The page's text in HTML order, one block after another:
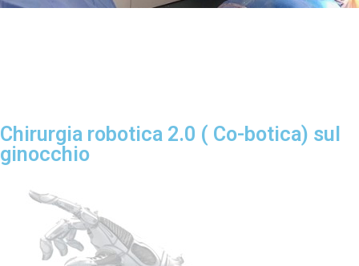
Chirurgia robotica 2.0 ( Co-botica) sul
ginocchio